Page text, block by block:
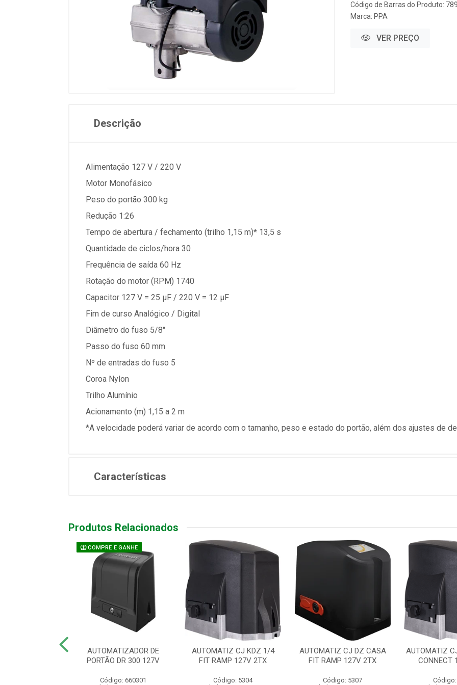
Código de Barras do Produto:
Marca: PPA
VER PREÇO
Descrição
Alimentação 127 V / 220 V
Motor Monofásico
Peso do portão 300 kg
Redução 1:26
Tempo de abertura / fechamento (trilho 1,15 m)* 13,5 s
Quantidade de ciclos/hora 30
Frequência de saída 60 Hz
Rotação do motor (RPM) 1740
Capacitor 127 V = 25 µF / 220 V = 12 µF
Fim de curso Analógico / Digital
Diâmetro do fuso 5/8"
Passo do fuso 60 mm
Nº de entradas do fuso 5
Coroa Nylon
Trilho Alumínio
Acionamento (m) 1,15 a 2 m
*A velocidade poderá variar de acordo com o tamanho, peso e estado do portão, além dos ajustes de
Características
Produtos Relacionados
COMPRE E GANHE
AUTOMATIZADOR DE
PORTÃO DR 300 127V
Código: 660301
AUTOMATIZ CJ KDZ 1/4
FIT RAMP 127V 2TX
Código: 5304
AUTOMATIZ CJ DZ CASA
FIT RAMP 127V 2TX
Código: 5307
AUTOMATIZ
CONNECT